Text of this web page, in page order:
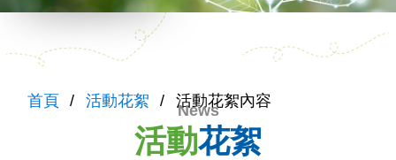
首頁 活動花絮 活動花絮內容
活動花絮